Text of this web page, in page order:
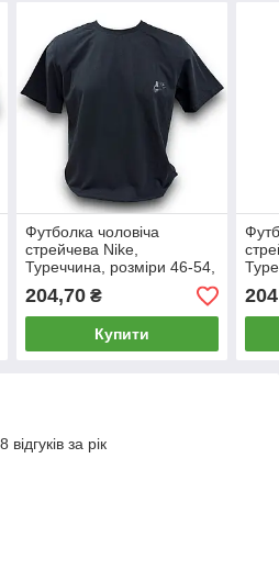
Футболка чоловіча
стрейчева Nike,
Туреччина, розміри 46-54,
чорна, 011840
204,70₴
Купити
за рік